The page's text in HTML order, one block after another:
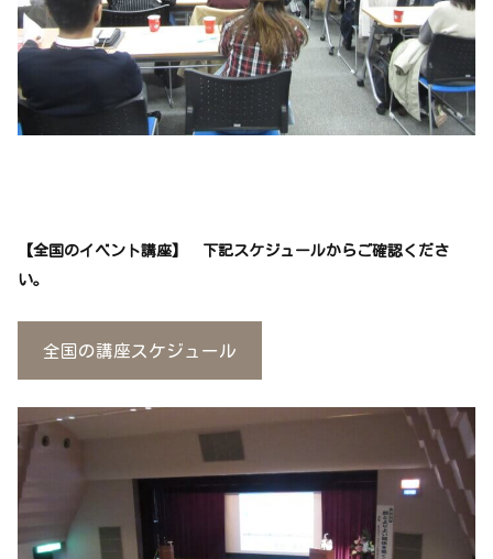
【全国のイベント講座】 下記スケジュールからご確認くださ
い。
全国の講座スケジュール